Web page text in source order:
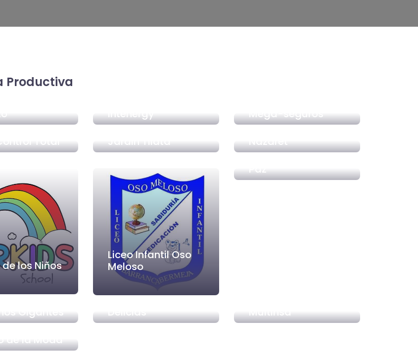
Productiva
Intenergy
Mega-seguros
Total Jardin Tilatá
Liceo Jesus de
Nazaret
de los Niños
Liceo Infantil Oso
Meloso
Liceo Principe de
Paz
Gigantes
Delicias
Multinsa
de la Moda